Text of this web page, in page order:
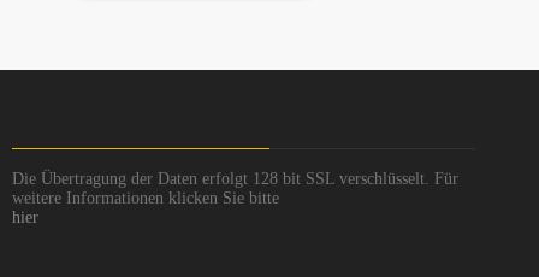
Die Übertragung der Daten erfolgt 128 bit SSL verschlüsselt. Für
weitere Informationen klicken Sie bitte
hier